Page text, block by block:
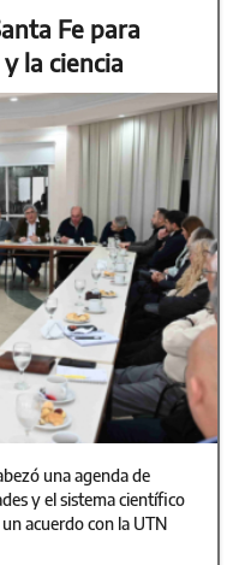
Fe para
la ciencia
una agenda de
y el sistema científico
acuerdo con la UTN